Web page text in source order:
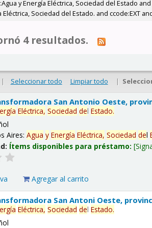
y Energía Eléctrica, Sociedad del Estado
Sociedad del Estado. and ccode:EXT
4 resultados.
| Seleccionar todo Limpiar todo |
San Antonio Oeste,
Eléctrica, Sociedad delEstado.
Aires:Agua y Energía Eléctrica, Sociedad del
Ítems disponibles para préstamo:
Agregar al carrito
San Antoni Oeste,
Eléctrica, Sociedad delEstado.